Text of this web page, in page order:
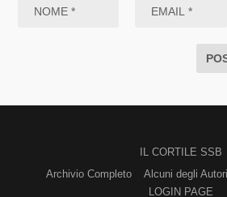
IL CORTILE SSB
Archivio Completo
Alcuni degli Autori
LOGIN PAGE